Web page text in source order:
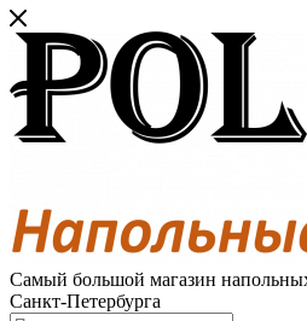
Самый большой магазин
Санкт-Петербурга